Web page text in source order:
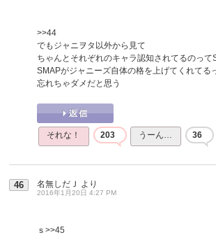
>>44
でもジャニヲタ以外から見て
ちゃんとそれぞれのキャラ認知されてるのって
SMAPがジャニーズ自体の格を上げてくれてる
忘れちゃダメだと思う
それな！ 203 うーん… 36
46 名無しだＪ より
2016年1月20日 4:27 PM
ｓ >>45